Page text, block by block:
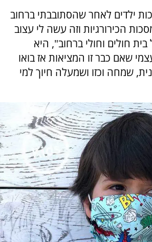
ילדים לאחר שהסתובבתי ברחוב
הכירורגיות וזה עשה לי עצוב
חולים וחולי ברחוב", היא
שאם כבר זו המציאות אז בואו
שמחה וכזו ושמעלה חיוך למי